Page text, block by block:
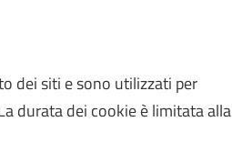
dei siti e sono utilizzati per
durata dei cookie è limitata alla